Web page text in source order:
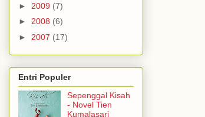
► 2009 (7)
► 2008 (6)
► 2007 (17)
Entri Populer
Sepenggal Kisah
- Novel Tien
Kumalasari